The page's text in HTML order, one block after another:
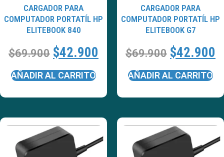
CARGADOR PARA
COMPUTADOR PORTATÍL HP
ELITEBOOK 840
$69.900 $42.900
AÑADIR AL CARRITO
CARGADOR PARA
COMPUTADOR PORTATÍL HP
ELITEBOOK G7
$69.900 $42.900
AÑADIR AL CARRITO